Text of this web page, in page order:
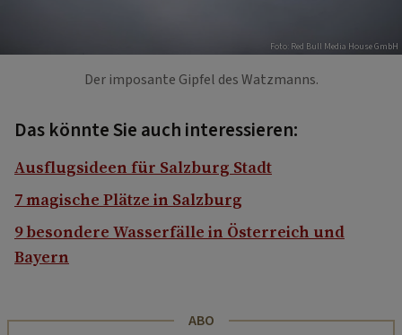
Foto: Red Bull Media House GmbH
Der imposante Gipfel des Watzmanns.
Das könnte Sie auch interessieren:
Ausflugsideen für Salzburg Stadt
7 magische Plätze in Salzburg
9 besondere Wasserfälle in Österreich und
Bayern
ABO